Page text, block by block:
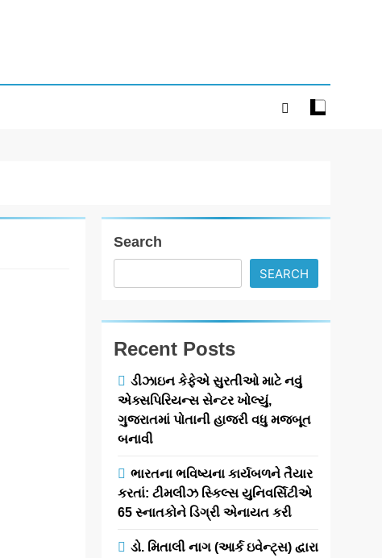
દ્વારાઅમદાવાદમાં
ભારતના
એડ્યુટેનમેન્ટ
ફેસ્ટિવલ ‘SMC
સમિટ’ ની બીજી
આયોજન
month ago
0
1
Search
SEARCH
Recent Posts
ડીઝાઇન કેફેએ સુરતીઓ માટે નવું
એક્સપિરિયન્સ સેન્ટર ખોલ્યું,
ગુજરાતમાં પોતાની હાજરી વધુ મજબૂત
બનાવી
ભારતના ભવિષ્યના કાર્યબળને તૈયાર
કરતાં: ટીમલીઝ સ્કિલ્સ યુનિવર્સિટીએ
65 સ્નાતકોને ડિગ્રી એનાયત કરી
ડો. મિતાલી નાગ (આર્ક ઇવેન્ટ્સ) દ્વારા